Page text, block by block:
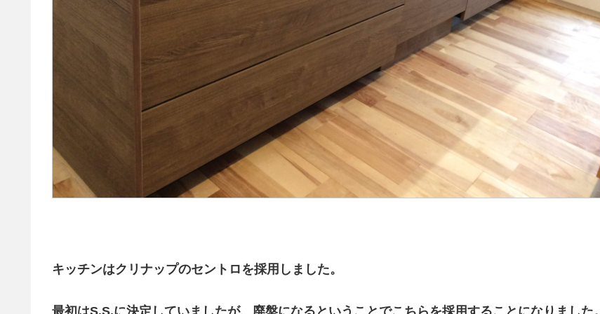
キッチンはクリナップのセントロを採用しました。
最初はS.S.に決定していましたが、廃盤になるということでこちらを採用することになりました。